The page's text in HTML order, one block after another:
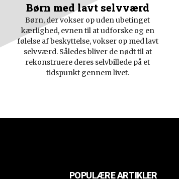
Børn med lavt selvværd
Børn, der vokser op uden ubetinget
kærlighed, evnen til at udforske og en
følelse af beskyttelse, vokser op med lavt
selvværd. Således bliver de nødt til at
rekonstruere deres selvbillede på et
tidspunkt gennem livet.
POPULÆRE ARTIKLER